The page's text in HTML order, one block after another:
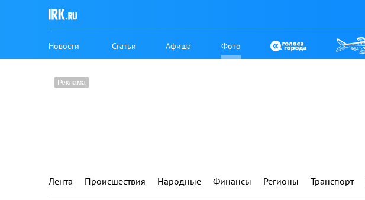
Новости Статьи Афиша Фото
Лента Происшествия Народные Финансы Регионы Транспорт